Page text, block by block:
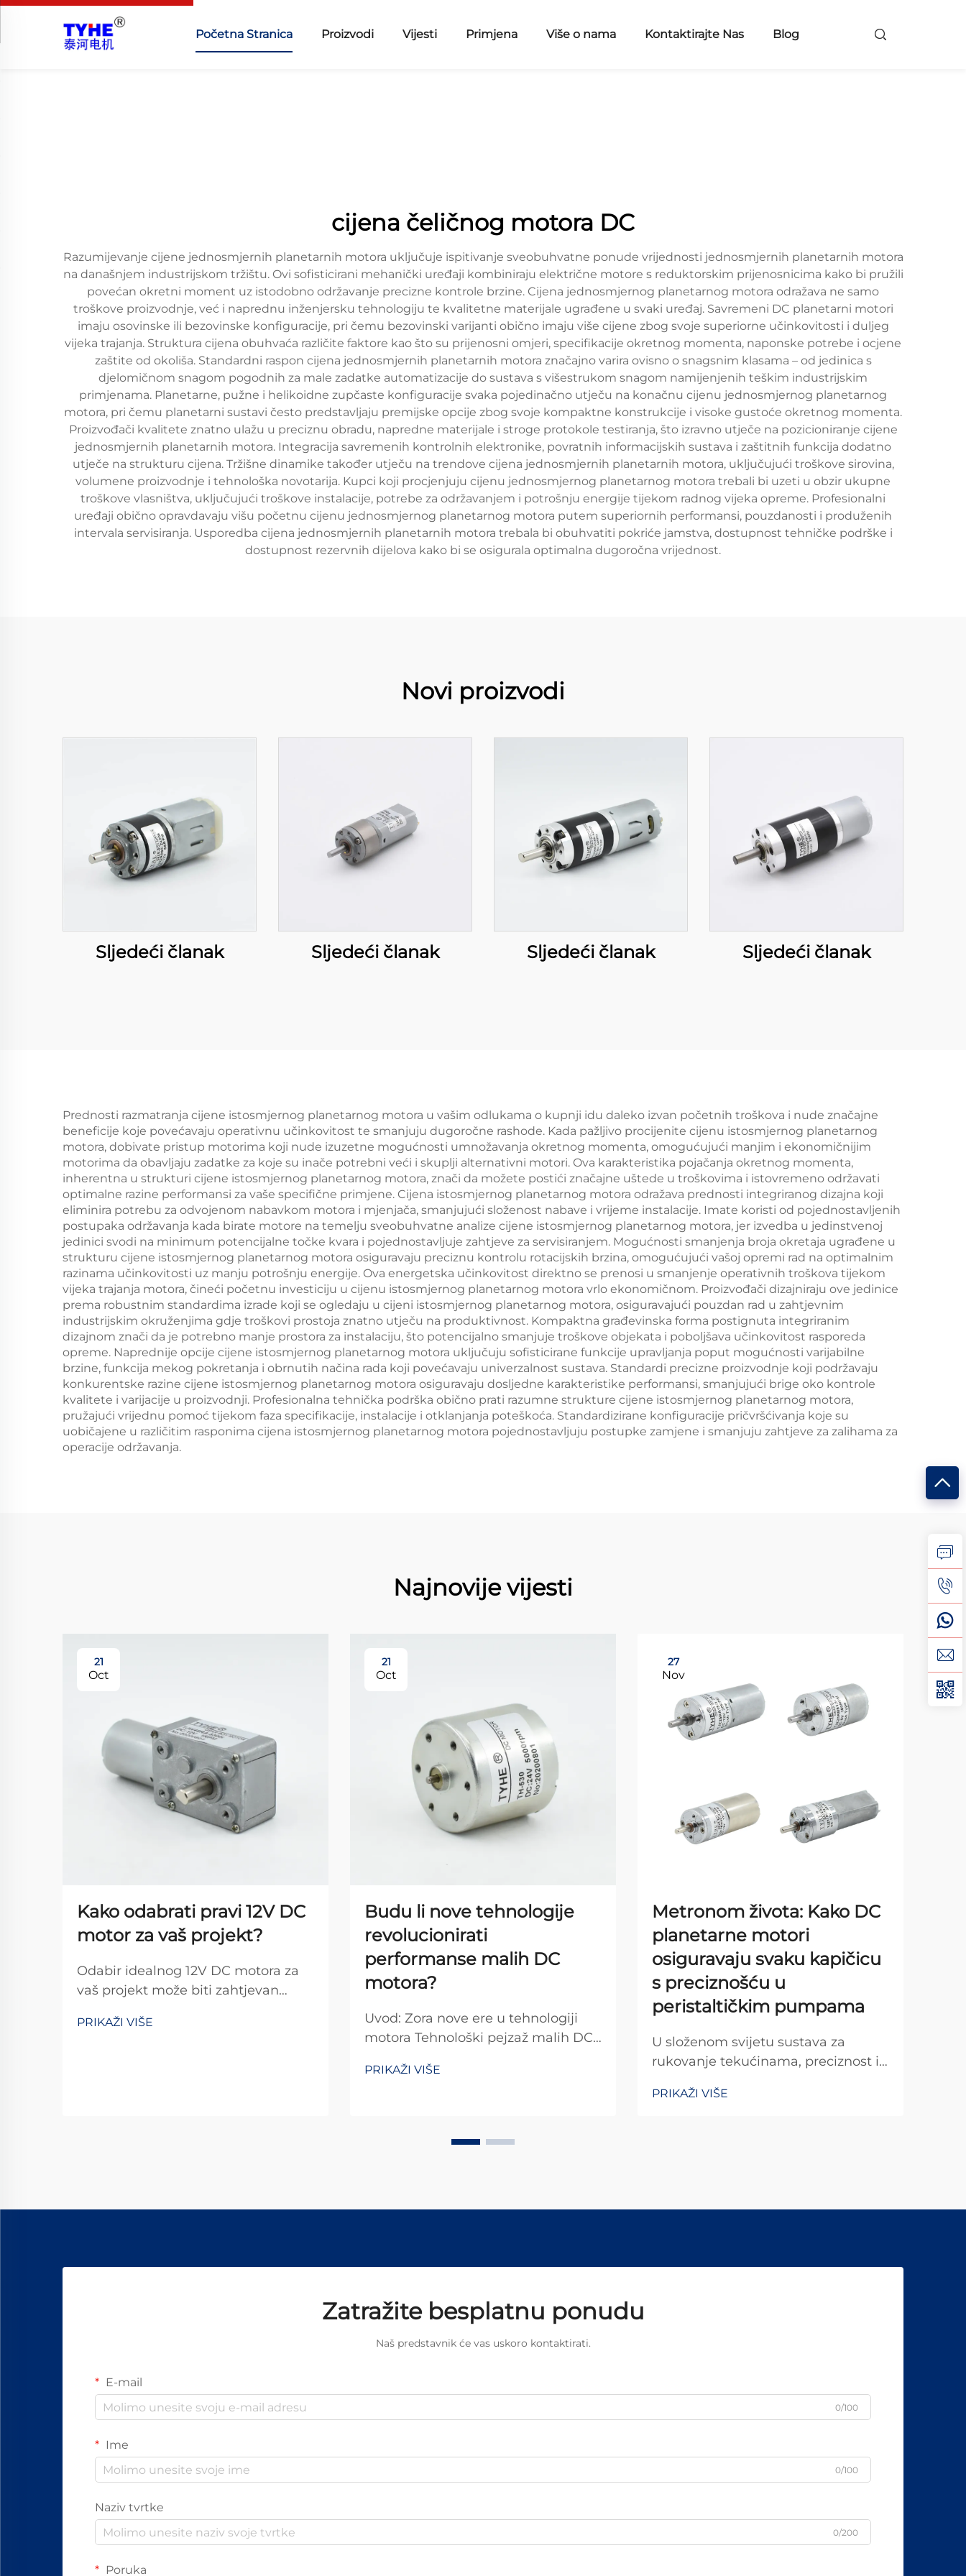
Početna Stranica Proizvodi Vijesti Primjena Više o nama Kontaktirajte Nas Blog
cijena čeličnog motora DC
Razumijevanje cijene jednosmjernih planetarnih motora uključuje ispitivanje sveobuhvatne ponude vrijednosti jednosmjernih planetarnih motora
na današnjem industrijskom tržištu. Ovi sofisticirani mehanički uređaji kombiniraju električne motore s reduktorskim prijenosnicima kako bi pružili
povećan okretni moment uz istodobno održavanje precizne kontrole brzine. Cijena jednosmjernog planetarnog motora odražava ne samo
troškove proizvodnje, već i naprednu inženjersku tehnologiju te kvalitetne materijale ugrađene u svaki uređaj. Savremeni DC planetarni motori
imaju osovinske ili bezovinske konfiguracije, pri čemu bezovinski varijanti obično imaju više cijene zbog svoje superiorne učinkovitosti i duljeg
vijeka trajanja. Struktura cijena obuhvaća različite faktore kao što su prijenosni omjeri, specifikacije okretnog momenta, naponske potrebe i ocjene
zaštite od okoliša. Standardni raspon cijena jednosmjernih planetarnih motora značajno varira ovisno o snagsnim klasama – od jedinica s
djelomičnom snagom pogodnih za male zadatke automatizacije do sustava s višestrukom snagom namijenjenih teškim industrijskim
primjenama. Planetarne, pužne i helikoidne zupčaste konfiguracije svaka pojedinačno utječu na konačnu cijenu jednosmjernog planetarnog
motora, pri čemu planetarni sustavi često predstavljaju premijske opcije zbog svoje kompaktne konstrukcije i visoke gustoće okretnog momenta.
Proizvođači kvalitete znatno ulažu u preciznu obradu, napredne materijale i stroge protokole testiranja, što izravno utječe na pozicioniranje cijene
jednosmjernih planetarnih motora. Integracija savremenih kontrolnih elektronike, povratnih informacijskih sustava i zaštitnih funkcija dodatno
utječe na strukturu cijena. Tržišne dinamike također utječu na trendove cijena jednosmjernih planetarnih motora, uključujući troškove sirovina,
volumene proizvodnje i tehnološka novotarija. Kupci koji procjenjuju cijenu jednosmjernog planetarnog motora trebali bi uzeti u obzir ukupne
troškove vlasništva, uključujući troškove instalacije, potrebe za održavanjem i potrošnju energije tijekom radnog vijeka opreme. Profesionalni
uređaji obično opravdavaju višu početnu cijenu jednosmjernog planetarnog motora putem superiornih performansi, pouzdanosti i produženih
intervala servisiranja. Usporedba cijena jednosmjernih planetarnih motora trebala bi obuhvatiti pokriće jamstva, dostupnost tehničke podrške i
dostupnost rezervnih dijelova kako bi se osigurala optimalna dugoročna vrijednost.
Novi proizvodi
Sljedeći članak Sljedeći članak Sljedeći članak Sljedeći članak
Prednosti razmatranja cijene istosmjernog planetarnog motora u vašim odlukama o kupnji idu daleko izvan početnih troškova i nude značajne
beneficije koje povećavaju operativnu učinkovitost te smanjuju dugoročne rashode. Kada pažljivo procijenite cijenu istosmjernog planetarnog
motora, dobivate pristup motorima koji nude izuzetne mogućnosti umnožavanja okretnog momenta, omogućujući manjim i ekonomičnijim
motorima da obavljaju zadatke za koje su inače potrebni veći i skuplji alternativni motori. Ova karakteristika pojačanja okretnog momenta,
inherentna u strukturi cijene istosmjernog planetarnog motora, znači da možete postići značajne uštede u troškovima i istovremeno održavati
optimalne razine performansi za vaše specifične primjene. Cijena istosmjernog planetarnog motora odražava prednosti integriranog dizajna koji
eliminira potrebu za odvojenom nabavkom motora i mjenjača, smanjujući složenost nabave i vrijeme instalacije. Imate koristi od pojednostavljenih
postupaka održavanja kada birate motore na temelju sveobuhvatne analize cijene istosmjernog planetarnog motora, jer izvedba u jedinstvenoj
jedinici svodi na minimum potencijalne točke kvara i pojednostavljuje zahtjeve za servisiranjem. Mogućnosti smanjenja broja okretaja ugrađene u
strukturu cijene istosmjernog planetarnog motora osiguravaju preciznu kontrolu rotacijskih brzina, omogućujući vašoj opremi rad na optimalnim
razinama učinkovitosti uz manju potrošnju energije. Ova energetska učinkovitost direktno se prenosi u smanjenje operativnih troškova tijekom
vijeka trajanja motora, čineći početnu investiciju u cijenu istosmjernog planetarnog motora vrlo ekonomičnom. Proizvođači dizajniraju ove jedinice
prema robustnim standardima izrade koji se ogledaju u cijeni istosmjernog planetarnog motora, osiguravajući pouzdan rad u zahtjevnim
industrijskim okruženjima gdje troškovi prostoja znatno utječu na produktivnost. Kompaktna građevinska forma postignuta integriranim
dizajnom znači da je potrebno manje prostora za instalaciju, što potencijalno smanjuje troškove objekata i poboljšava učinkovitost rasporeda
opreme. Naprednije opcije cijene istosmjernog planetarnog motora uključuju sofisticirane funkcije upravljanja poput mogućnosti varijabilne
brzine, funkcija mekog pokretanja i obrnutih načina rada koji povećavaju univerzalnost sustava. Standardi precizne proizvodnje koji podržavaju
konkurentske razine cijene istosmjernog planetarnog motora osiguravaju dosljedne karakteristike performansi, smanjujući brige oko kontrole
kvalitete i varijacije u proizvodnji. Profesionalna tehnička podrška obično prati razumne strukture cijene istosmjernog planetarnog motora,
pružajući vrijednu pomoć tijekom faza specifikacije, instalacije i otklanjanja poteškoća. Standardizirane konfiguracije pričvršćivanja koje su
uobičajene u različitim rasponima cijena istosmjernog planetarnog motora pojednostavljuju postupke zamjene i smanjuju zahtjeve za zalihama za
operacije održavanja.
Najnovije vijesti
21
Oct
Kako odabrati pravi 12V DC
motor za vaš projekt?
Odabir idealnog 12V DC motora za
vaš projekt može biti zahtjevan
tehničke specifikacije koje treba
PRIKAŽI VIŠE
21
Oct
Budu li nove tehnologije
revolucionirati
performanse malih DC
motora?
Uvod: Zora nove ere u tehnologiji
motora Tehnološki pejzaž malih DC
transformacijske revolucije. Dok
PRIKAŽI VIŠE
27
Nov
Metronom života: Kako DC
planetarne motori
osiguravaju svaku kapičicu
s preciznošću u
peristaltičkim pumpama
U složenom svijetu sustava za
rukovanje tekućinama, preciznost i
operacija u brojnim industrijama.
PRIKAŽI VIŠE
Zatražite besplatnu ponudu
Naš predstavnik će vas uskoro kontaktirati.
E-mail
0/100
Ime
0/100
Naziv tvrtke
0/200
Poruka